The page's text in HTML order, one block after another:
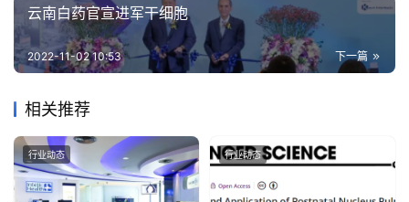
云南白药官宣进军干细胞
下一篇
2022-11-02 10:53
相关推荐
行业动态 行业动态